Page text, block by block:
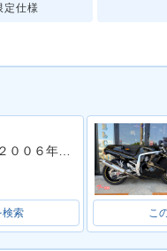
定仕様
（HAYABUS
2017年
ＹＺＦ−Ｒ１ ２００６年モデル 逆車 ストライカーサイレンサー フェンダーレス エンジンスライダー シングルシート
検索 こ